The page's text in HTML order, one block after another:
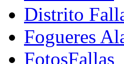
Distrito
Fogueres
FotosFallas